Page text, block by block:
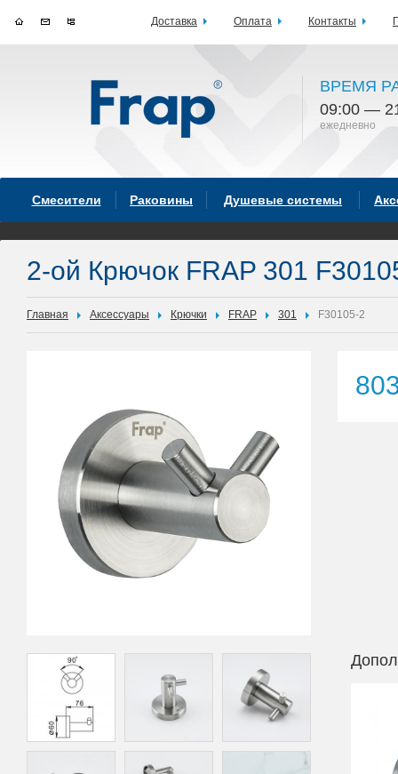
ВРЕМЯ
09:00 —
ежедневно
Смесители Раковины Душевые системы
2-ой Крючок FRAP 301
Главная Аксессуары Крючки FRAP 301 F30105-2
Доставка Оплата Контакты